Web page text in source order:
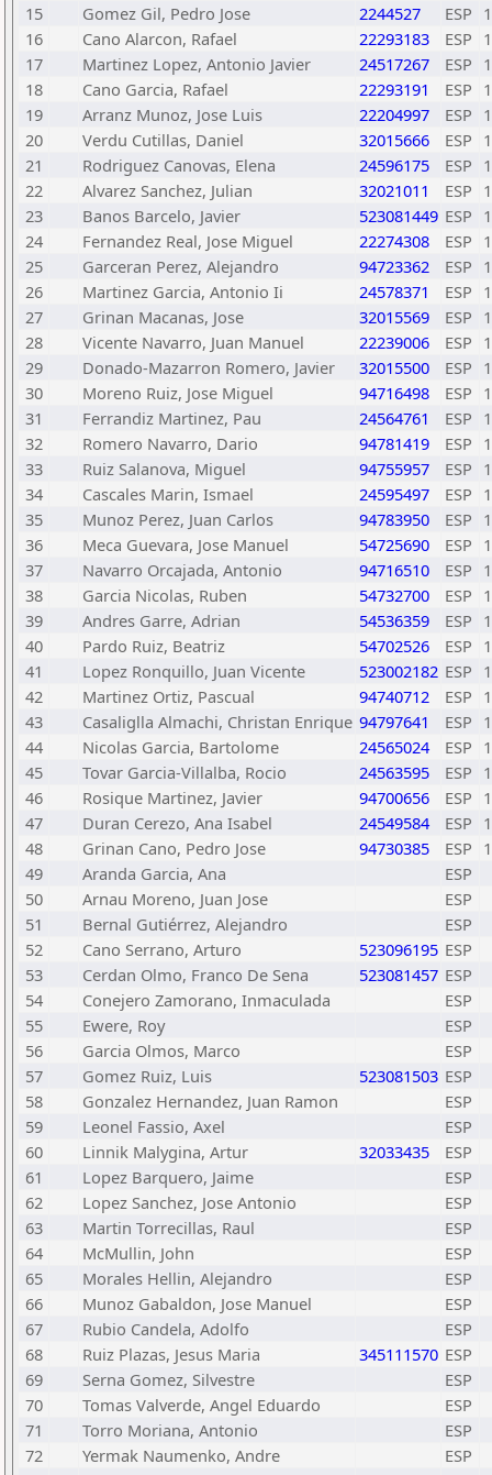
15
Gomez Gil, Pedro Jose 2244527 ESP
16
Cano Alarcon, Rafael 22293183 ESP
17
Martinez Lopez, Antonio Javier 24517267 ESP
18
Cano Garcia, Rafael 22293191 ESP
19
Arranz Munoz, Jose Luis 22204997 ESP
20
Verdu Cutillas, Daniel 32015666 ESP
21
Rodriguez Canovas, Elena 24596175 ESP
22
Alvarez Sanchez, Julian 32021011 ESP
23
Banos Barcelo, Javier 523081449 ESP
24
Fernandez Real, Jose Miguel 22274308 ESP
25
Garceran Perez, Alejandro 94723362 ESP
26
Martinez Garcia, Antonio Ii 24578371 ESP
27
Grinan Macanas, Jose 32015569 ESP
28
Vicente Navarro, Juan Manuel 22239006 ESP
29
Donado-Mazarron Romero, Javier 32015500 ESP
30
Moreno Ruiz, Jose Miguel 94716498 ESP
31
Ferrandiz Martinez, Pau 24564761 ESP
32
Romero Navarro, Dario 94781419 ESP
33
Ruiz Salanova, Miguel 94755957 ESP
34
Cascales Marin, Ismael 24595497 ESP
35
Munoz Perez, Juan Carlos 94783950 ESP
36
Meca Guevara, Jose Manuel 54725690 ESP
37
Navarro Orcajada, Antonio 94716510 ESP
38
Garcia Nicolas, Ruben 54732700 ESP
39
Andres Garre, Adrian 54536359 ESP
40
Pardo Ruiz, Beatriz 54702526 ESP
41
Lopez Ronquillo, Juan Vicente 523002182 ESP
42
Martinez Ortiz, Pascual 94740712 ESP
43
Casaliglla Almachi, Christan Enrique 94797641 ESP
44
Nicolas Garcia, Bartolome 24565024 ESP
45
Tovar Garcia-Villalba, Rocio 24563595 ESP
46
Rosique Martinez, Javier 94700656 ESP
47
Duran Cerezo, Ana Isabel 24549584 ESP
48
Grinan Cano, Pedro Jose 94730385 ESP
49
Aranda Garcia, Ana
ESP
50
Arnau Moreno, Juan Jose
ESP
51
Bernal Gutiérrez, Alejandro
ESP
52
Cano Serrano, Arturo 523096195 ESP
53
Cerdan Olmo, Franco De Sena 523081457 ESP
54
Conejero Zamorano, Inmaculada
ESP
55
Ewere, Roy
ESP
56
Garcia Olmos, Marco
ESP
57
Gomez Ruiz, Luis 523081503 ESP
58
Gonzalez Hernandez, Juan Ramon
ESP
59
Leonel Fassio, Axel
ESP
60
Linnik Malygina, Artur 32033435
ESP
61
Lopez Barquero, Jaime
ESP
62
Lopez Sanchez, Jose Antonio
ESP
63
Martin Torrecillas, Raul
ESP
64
McMullin, John
ESP
65
Morales Hellin, Alejandro
ESP
66
Munoz Gabaldon, Jose Manuel
ESP
67
Rubio Candela, Adolfo
ESP
68
Ruiz Plazas, Jesus Maria 345111570 ESP
69
Serna Gomez, Silvestre
ESP
70
Tomas Valverde, Angel Eduardo
ESP
71
Torro Moriana, Antonio
ESP
72
Yermak Naumenko, Andre
ESP